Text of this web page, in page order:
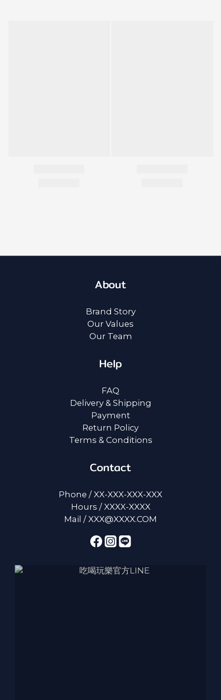
About
Brand Story
Our Values
Our Team
Help
FAQ
Delivery & Shipping
Payment
Return Policy
Terms & Conditions
Contact
Phone / XX-XXX-XXX-XXX
Hours / XXXX-XXXX
Mail / XXX@XXXX.COM